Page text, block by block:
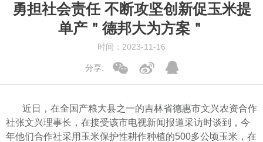
勇担社会责任 不断攻坚创新促玉米提
单产＂德邦大为方案＂
时间：2023-11-16
分享:
近日，在全国产粮大县之一的吉林省德惠市文兴农资合作
社张文兴理事长，在接受该市电视新闻报道采访时谈到，今
年他们合作社采用玉米保护性耕作种植的500多公顷玉米，在